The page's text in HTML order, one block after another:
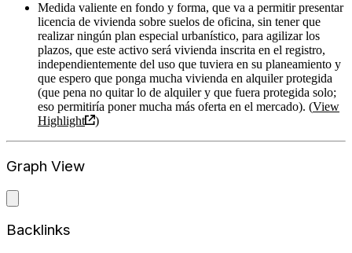
Medida valiente en fondo y forma, que va a permitir presentar
licencia de vivienda sobre suelos de oficina, sin tener que
realizar ningún plan especial urbanístico, para agilizar los
plazos, que este activo será vivienda inscrita en el registro,
independientemente del uso que tuviera en su planeamiento y
que espero que ponga mucha vivienda en alquiler protegida
(que pena no quitar lo de alquiler y que fuera protegida solo;
eso permitiría poner mucha más oferta en el mercado). (View
Highlight
)
Graph View
Backlinks